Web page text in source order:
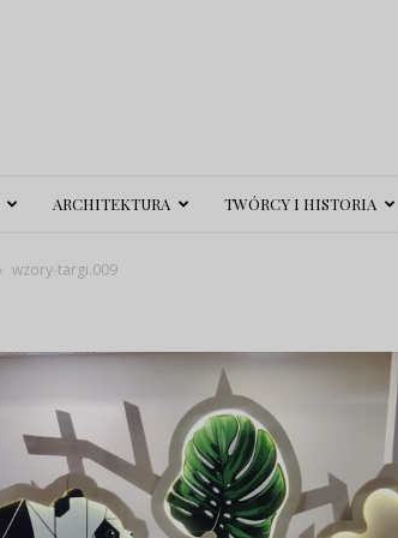
ARCHITEKTURA TWÓRCY I HISTORIA
wzory-targi.009